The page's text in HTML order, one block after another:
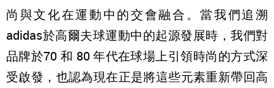
尚與文化在運動中的交會融合。當我們追溯
adidas於高爾夫球運動中的起源發展時，我們對
品牌於70 和 80 年代在球場上引領時尚的方式深
受啟發，也認為現在正是將這些元素重新帶回高